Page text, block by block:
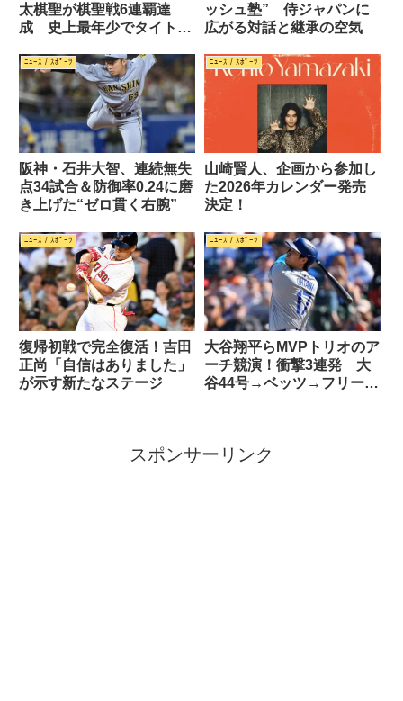
太棋聖が棋聖戦6連覇達
成 史上最年少でタイトル
ッシュ塾” 侍ジャパンに
広がる対話と継承の空気
ﾆｭｰｽ / ｽﾎﾟｰﾂ
阪神・石井大智、連続無失
点34試合＆防御率0.24に磨
き上げた“ゼロ貫く右腕”
ﾆｭｰｽ / ｽﾎﾟｰﾂ
山崎賢人、企画から参加し
た2026年カレンダー発売
決定！
ﾆｭｰｽ / ｽﾎﾟｰﾂ
復帰初戦で完全復活！吉田
正尚「自信はありました」
が示す新たなステージ
ﾆｭｰｽ / ｽﾎﾟｰﾂ
大谷翔平らMVPトリオのア
ーチ競演！衝撃3連発 大
谷44号→ベッツ→フリーマ
スポンサーリンク